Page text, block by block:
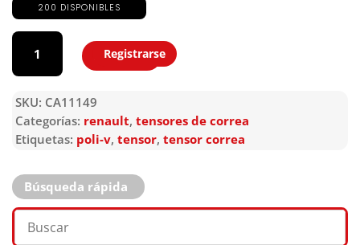
200 DISPONIBLES
CA11149
cantidad
Agregar
Registrarse
SKU: CA11149
Categorías: renault, tensores de correa
Etiquetas: poli-v, tensor, tensor correa
Búsqueda rápida